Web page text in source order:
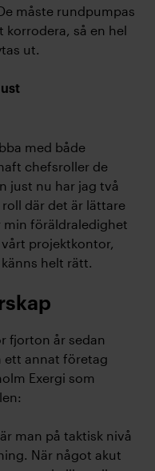
måste rundpumpas
korrodera, så en hel
ut.
med både
chefsroller de
just nu har jag två
där det är lättare
min föräldraledighet
projektkontor,
helt rätt.
fjorton år sedan
ett annat företag
Exergi som
man på taktisk nivå
När något akut